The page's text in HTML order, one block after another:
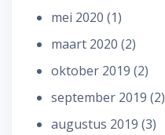
mei 2020 (1)
maart 2020 (2)
oktober 2019 (2)
september 2019 (2)
augustus 2019 (3)